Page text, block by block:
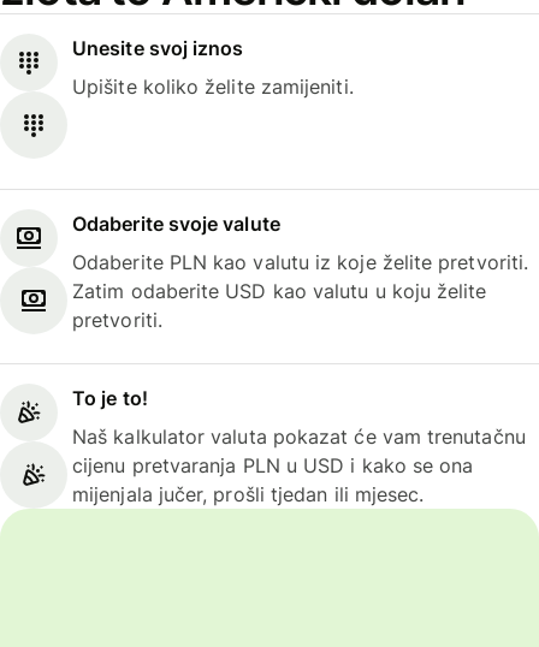
Unesite svoj iznos
Upišite koliko želite zamijeniti.
Odaberite svoje valute
Odaberite PLN kao valutu iz koje želite pretvoriti.
Zatim odaberite USD kao valutu u koju želite
pretvoriti.
To je to!
Naš kalkulator valuta pokazat će vam trenutačnu
cijenu pretvaranja PLN u USD i kako se ona
mijenjala jučer, prošli tjedan ili mjesec.